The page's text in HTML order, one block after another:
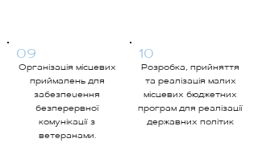
09
Організація місцевих
приймалень для
забезпечення
безперервної
комунікації з
ветеранами.
10
Розробка, прийняття
та реалізація малих
місцевих бюджетних
програм для реалізації
державних політик